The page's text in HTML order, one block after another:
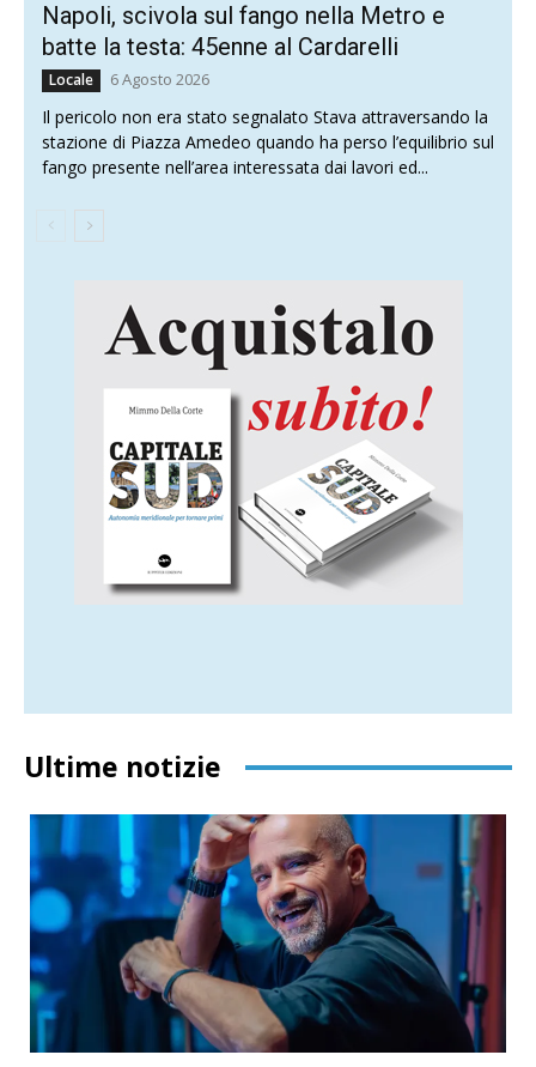
Napoli, scivola sul fango nella Metro e
batte la testa: 45enne al Cardarelli
Locale 6 Agosto 2026
Il pericolo non era stato segnalato Stava attraversando la
stazione di Piazza Amedeo quando ha perso l’equilibrio sul
fango presente nell’area interessata dai lavori ed...
Ultime notizie